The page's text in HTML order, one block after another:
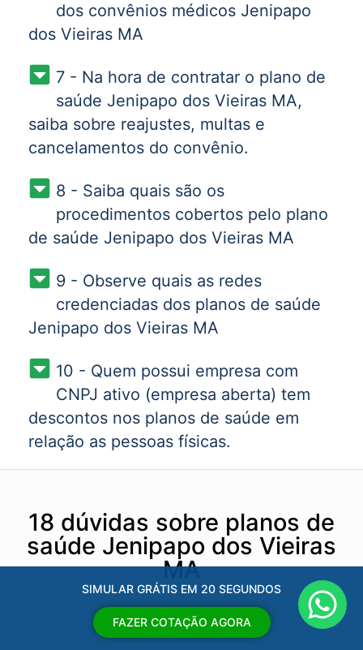
dos convênios médicos Jenipapo
dos Vieiras MA
7 - Na hora de contratar o plano de
saúde Jenipapo dos Vieiras MA,
saiba sobre reajustes, multas e
cancelamentos do convênio.
8 - Saiba quais são os
procedimentos cobertos pelo plano
de saúde Jenipapo dos Vieiras MA
9 - Observe quais as redes
credenciadas dos planos de saúde
Jenipapo dos Vieiras MA
10 - Quem possui empresa com
CNPJ ativo (empresa aberta) tem
descontos nos planos de saúde em
relação as pessoas físicas.
18 dúvidas sobre planos de
saúde Jenipapo dos Vieiras
MA
SIMULAR GRÁTIS EM 20 SEGUNDOS
FAZER COTAÇÃO AGORA